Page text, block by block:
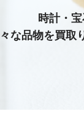
時計・
な品物を買取